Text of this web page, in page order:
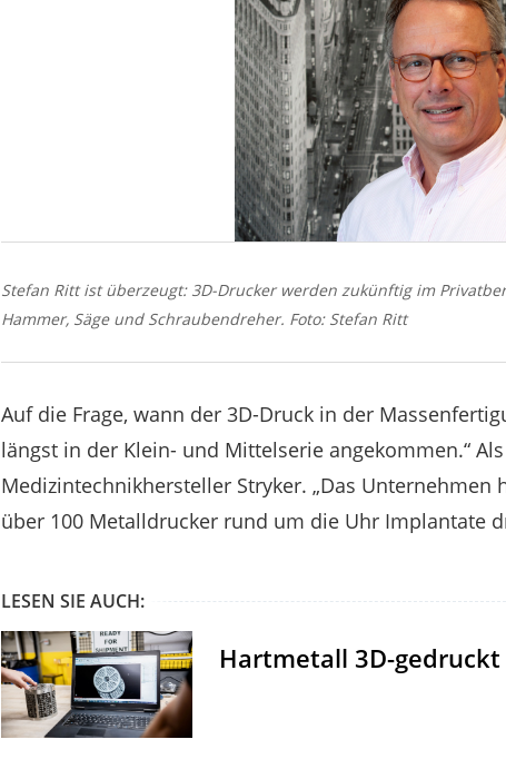
Stefan Ritt ist überzeugt: 3D-Drucker werden zukünftig im
Hammer, Säge und Schraubendreher. Foto: Stefan Ritt
Auf die Frage, wann der 3D-Druck in der
längst in der Klein- und Mittelserie angekommen.“
Medizintechnikhersteller Stryker. „Das
über 100 Metalldrucker rund um die Uhr Implantate
LESEN SIE AUCH:
Hartmetall 3D-